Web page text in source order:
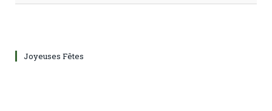
Joyeuses Fêtes